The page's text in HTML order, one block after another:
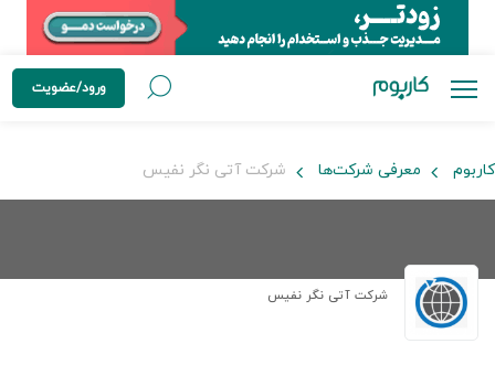
ورود/عضویت
کاربوم معرفی شرکت‌ها شرکت آتی نگر نفیس
شرکت آتی نگر نفیس